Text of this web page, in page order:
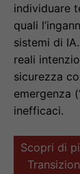
individuare
quali
sistemi di
reali
sicurezza
emergenza
inefficaci.
Scopri di